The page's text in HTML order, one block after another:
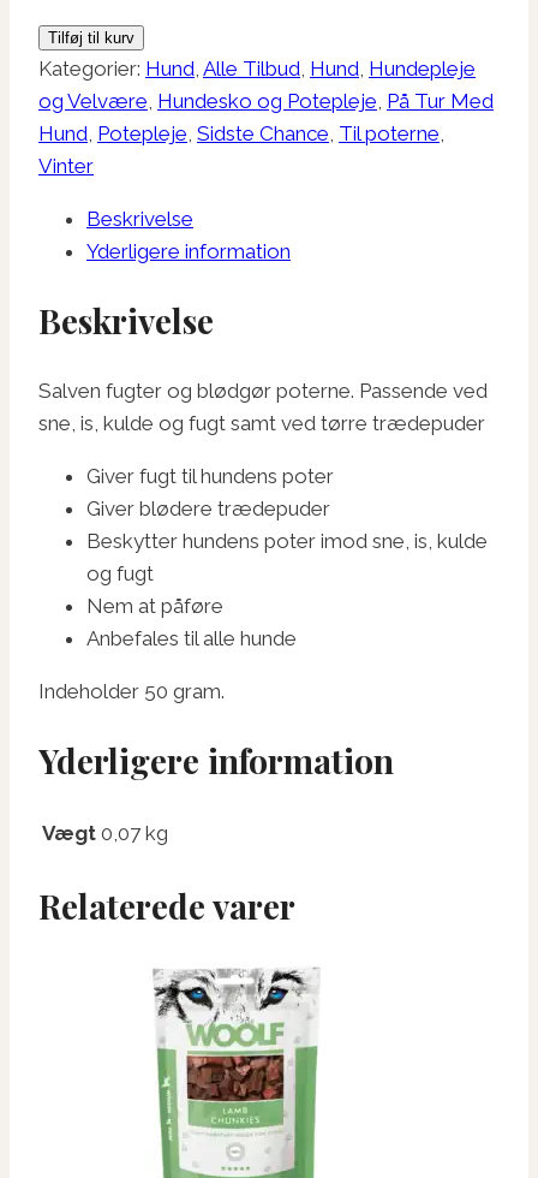
Dogman
Potesalve
antal
Tilføj til kurv
Kategorier: Hund, Alle Tilbud, Hund, Hundepleje
og Velvære, Hundesko og Potepleje, På Tur Med
Hund, Potepleje, Sidste Chance, Til poterne,
Vinter
Beskrivelse
Yderligere information
Beskrivelse
Salven fugter og blødgør poterne. Passende ved
sne, is, kulde og fugt samt ved tørre trædepuder
Giver fugt til hundens poter
Giver blødere trædepuder
Beskytter hundens poter imod sne, is, kulde
og fugt
Nem at påføre
Anbefales til alle hunde
Indeholder 50 gram.
Yderligere information
Vægt 0,07 kg
Relaterede varer